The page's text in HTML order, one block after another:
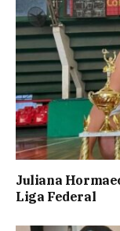
Juliana
Liga Federal